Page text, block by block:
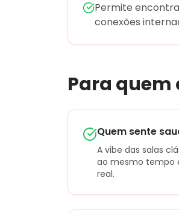
Permite
conexões
Para quem
Quem sente
A vibe das salas
ao mesmo tempo
real.